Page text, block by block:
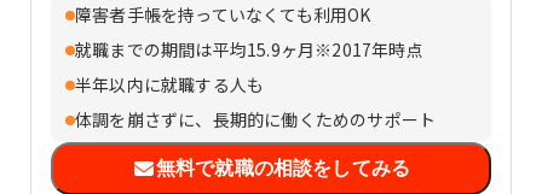
障害者手帳を持っていなくても利用OK
就職までの期間は平均15.9ヶ月※2017年時点
半年以内に就職する人も
体調を崩さずに、長期的に働くためのサポート
無料で就職の相談をしてみる